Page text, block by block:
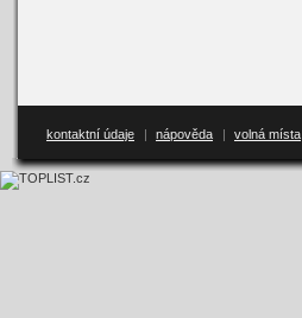
kontaktní údaje | nápověda | volná místa